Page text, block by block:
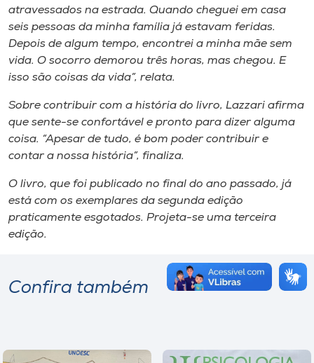
atravessados na estrada. Quando cheguei em casa
seis pessoas da minha família já estavam feridas.
Depois de algum tempo, encontrei a minha mãe sem
vida. O socorro demorou três horas, mas chegou. E
isso são coisas da vida”, relata.
Sobre contribuir com a história do livro, Lazzari afirma
que sente-se confortável e pronto para dizer alguma
coisa. “Apesar de tudo, é bom poder contribuir e
contar a nossa história”, finaliza.
O livro, que foi publicado no final do ano passado, já
está com os exemplares da segunda edição
praticamente esgotados. Projeta-se uma terceira
edição.
Confira também